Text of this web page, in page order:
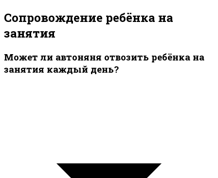
Сопровождение ребёнка на
занятия
Может ли автоняня отвозить ребёнка на
занятия каждый день?